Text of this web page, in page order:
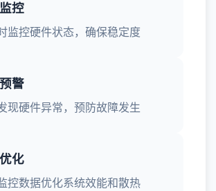
控
监控硬件状态，确保稳定度
警
现硬件异常，预防故障发生
化
控数据优化系统效能和散热